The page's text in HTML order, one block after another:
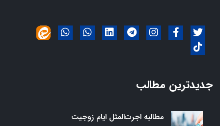
جدیدترین مطالب
مطالبه اجرت‌المثل ایام زوجیت